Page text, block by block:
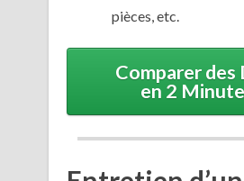
pièces, etc.
Comparer des
en 2